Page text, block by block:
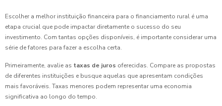
Escolher a melhor instituição financeira para o financiamento rural é uma
etapa crucial que pode impactar diretamente o sucesso do seu
investimento. Com tantas opções disponíveis, é importante considerar uma
série de fatores para fazer a escolha certa.
Primeiramente, avalie as taxas de juros oferecidas. Compare as propostas
de diferentes instituições e busque aquelas que apresentam condições
mais favoráveis. Taxas menores podem representar uma economia
significativa ao longo do tempo.